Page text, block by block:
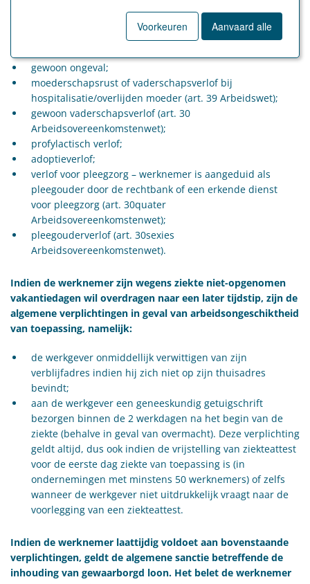
gewoon ongeval;
moederschapsrust of vaderschapsverlof bij
hospitalisatie/overlijden moeder (art. 39 Arbeidswet);
gewoon vaderschapsverlof (art. 30
Arbeidsovereenkomstenwet);
profylactisch verlof;
adoptieverlof;
verlof voor pleegzorg – werknemer is aangeduid als
pleegouder door de rechtbank of een erkende dienst
voor pleegzorg (art. 30quater
Arbeidsovereenkomstenwet);
pleegouderverlof (art. 30sexies
Arbeidsovereenkomstenwet).
Indien de werknemer zijn wegens ziekte niet-opgenomen
vakantiedagen wil overdragen naar een later tijdstip, zijn de
algemene verplichtingen in geval van arbeidsongeschiktheid
van toepassing, namelijk:
de werkgever onmiddellijk verwittigen van zijn
verblijfadres indien hij zich niet op zijn thuisadres
bevindt;
aan de werkgever een geneeskundig getuigschrift
bezorgen binnen de 2 werkdagen na het begin van de
ziekte (behalve in geval van overmacht). Deze verplichting
geldt altijd, dus ook indien de vrijstelling van ziekteattest
voor de eerste dag ziekte van toepassing is (in
ondernemingen met minstens 50 werknemers) of zelfs
wanneer de werkgever niet uitdrukkelijk vraagt naar de
voorlegging van een ziekteattest.
Indien de werknemer laattijdig voldoet aan bovenstaande
verplichtingen, geldt de algemene sanctie betreffende de
inhouding van gewaarborgd loon. Het belet de werknemer
Voorkeuren Aanvaard alle